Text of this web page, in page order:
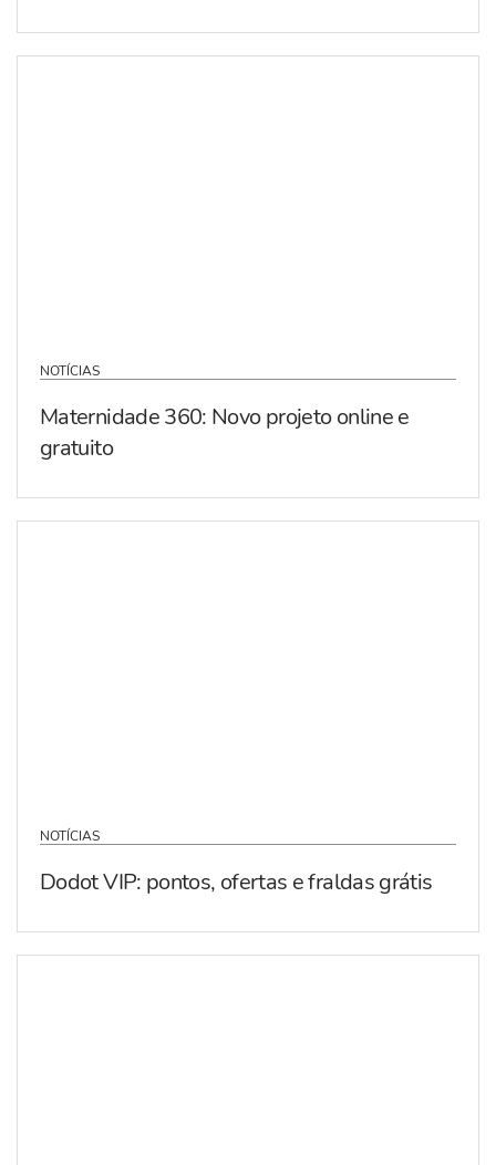
NOTÍCIAS
Maternidade 360: Novo projeto online e
gratuito
NOTÍCIAS
Dodot VIP: pontos, ofertas e fraldas grátis